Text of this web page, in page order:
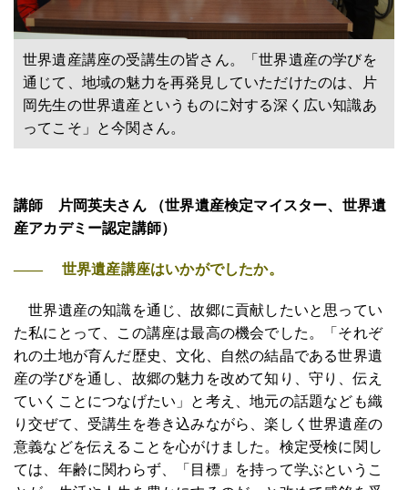
世界遺産講座の受講生の皆さん。「世界遺産の学びを
通じて、地域の魅力を再発見していただけたのは、片
岡先生の世界遺産というものに対する深く広い知識あ
ってこそ」と今関さん。
講師 片岡英夫さん （世界遺産検定マイスター、世界遺
産アカデミー認定講師）
―― 世界遺産講座はいかがでしたか。
世界遺産の知識を通じ、故郷に貢献したいと思ってい
た私にとって、この講座は最高の機会でした。「それぞ
れの土地が育んだ歴史、文化、自然の結晶である世界遺
産の学びを通し、故郷の魅力を改めて知り、守り、伝え
ていくことにつなげたい」と考え、地元の話題なども織
り交ぜて、受講生を巻き込みながら、楽しく世界遺産の
意義などを伝えることを心がけました。検定受検に関し
ては、年齢に関わらず、「目標」を持って学ぶというこ